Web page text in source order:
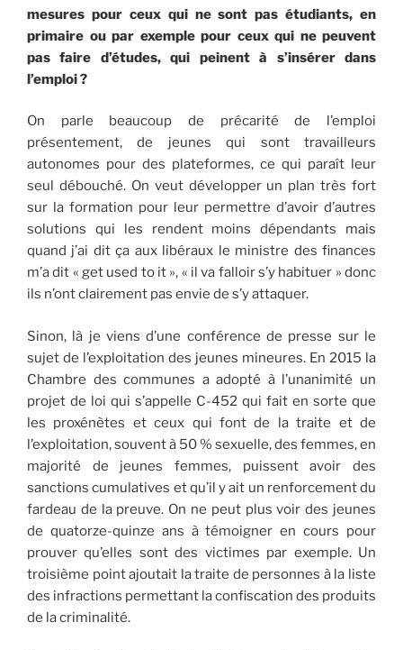
mesures pour ceux qui ne sont pas étudiants, en
primaire ou par exemple pour ceux qui ne peuvent
pas faire d’études, qui peinent à s’insérer dans
l’emploi ?
On parle beaucoup de précarité de l’emploi
présentement, de jeunes qui sont travailleurs
autonomes pour des plateformes, ce qui paraît leur
seul débouché. On veut développer un plan très fort
sur la formation pour leur permettre d’avoir d’autres
solutions qui les rendent moins dépendants mais
quand j’ai dit ça aux libéraux le ministre des finances
m’a dit « get used to it », « il va falloir s’y habituer » donc
ils n’ont clairement pas envie de s’y attaquer.
Sinon, là je viens d’une conférence de presse sur le
sujet de l’exploitation des jeunes mineures. En 2015 la
Chambre des communes a adopté à l’unanimité un
projet de loi qui s’appelle C-452 qui fait en sorte que
les proxénètes et ceux qui font de la traite et de
l’exploitation, souvent à 50 % sexuelle, des femmes, en
majorité de jeunes femmes, puissent avoir des
sanctions cumulatives et qu’il y ait un renforcement du
fardeau de la preuve. On ne peut plus voir des jeunes
de quatorze-quinze ans à témoigner en cours pour
prouver qu’elles sont des victimes par exemple. Un
troisième point ajoutait la traite de personnes à la liste
des infractions permettant la confiscation des produits
de la criminalité.